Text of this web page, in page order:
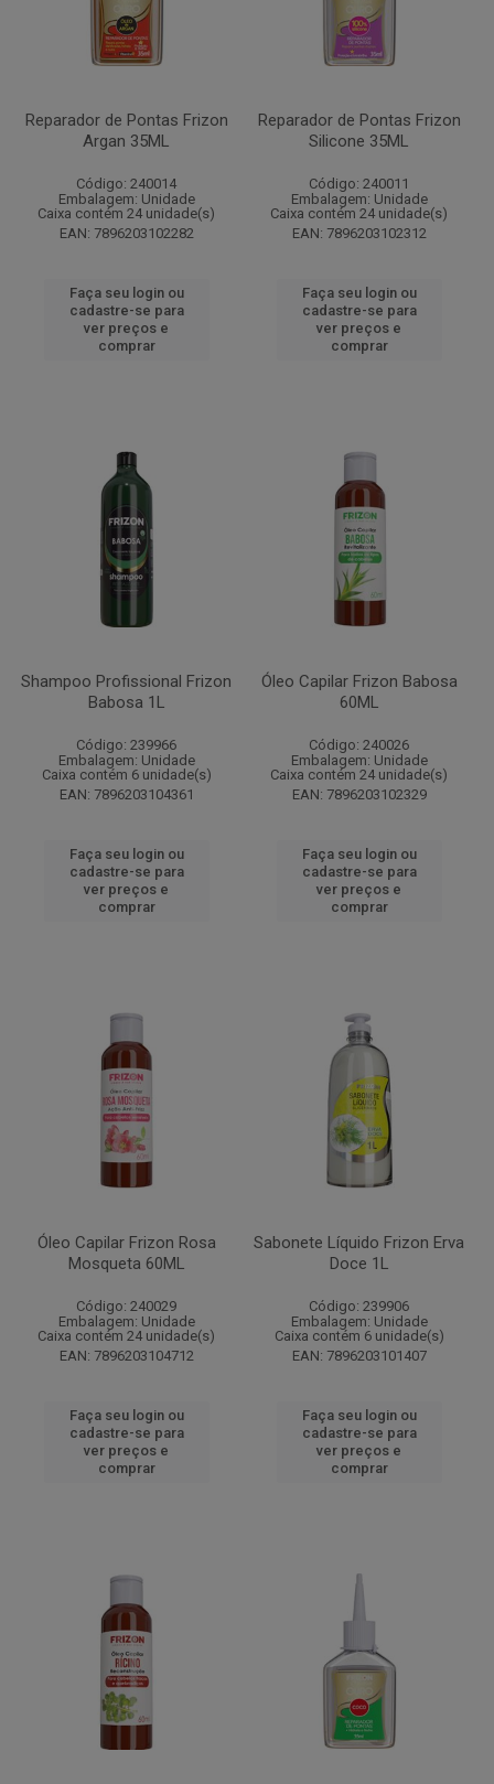
Reparador de Pontas Frizon
Argan 35ML
Código: 240014
Embalagem: Unidade
Caixa contém 24 unidade(s)
EAN: 7896203102282
Faça seu login ou
cadastre-se para
ver preços e
comprar
Reparador de Pontas Frizon
Silicone 35ML
Código: 240011
Embalagem: Unidade
Caixa contém 24 unidade(s)
EAN: 7896203102312
Faça seu login ou
cadastre-se para
ver preços e
comprar
Shampoo Profissional Frizon
Babosa 1L
Código: 239966
Embalagem: Unidade
Caixa contém 6 unidade(s)
EAN: 7896203104361
Faça seu login ou
cadastre-se para
ver preços e
comprar
Óleo Capilar Frizon Babosa
60ML
Código: 240026
Embalagem: Unidade
Caixa contém 24 unidade(s)
EAN: 7896203102329
Faça seu login ou
cadastre-se para
ver preços e
comprar
Óleo Capilar Frizon Rosa
Mosqueta 60ML
Código: 240029
Embalagem: Unidade
Caixa contém 24 unidade(s)
EAN: 7896203104712
Faça seu login ou
cadastre-se para
ver preços e
comprar
Sabonete Líquido Frizon Erva
Doce 1L
Código: 239906
Embalagem: Unidade
Caixa contém 6 unidade(s)
EAN: 7896203101407
Faça seu login ou
cadastre-se para
ver preços e
comprar